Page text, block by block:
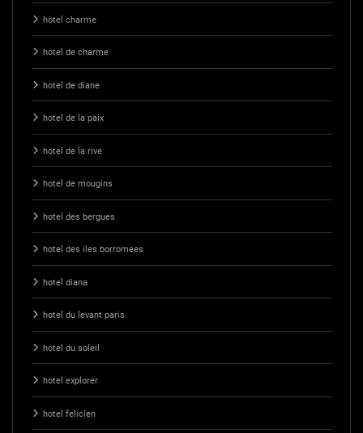
hotel charme
hotel de charme
hotel de diane
hotel de la paix
hotel de la rive
hotel de mougins
hotel des bergues
hotel des iles borromees
hotel diana
hotel du levant paris
hotel du soleil
hotel explorer
hotel felicien